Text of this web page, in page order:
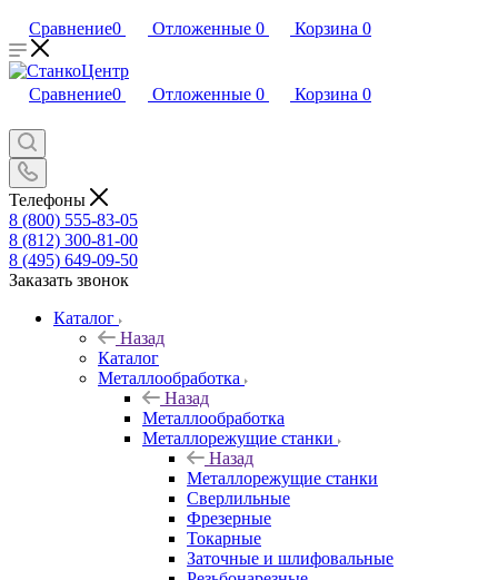
Сравнение0 Отложенные 0 Корзина 0
Сравнение0 Отложенные 0 Корзина 0
Телефоны
8 (800) 555-83-05
8 (812) 300-81-00
8 (495) 649-09-50
Заказать звонок
Каталог
Назад
Каталог
Металлообработка
Назад
Металлообработка
Металлорежущие станки
Назад
Металлорежущие станки
Сверлильные
Фрезерные
Токарные
Заточные и шлифовальные